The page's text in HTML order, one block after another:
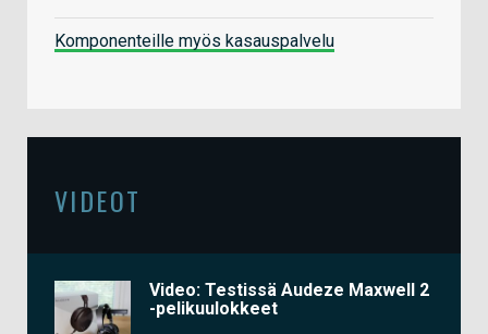
Komponenteille myös kasauspalvelu
VIDEOT
Video: Testissä Audeze Maxwell 2
-pelikuulokkeet